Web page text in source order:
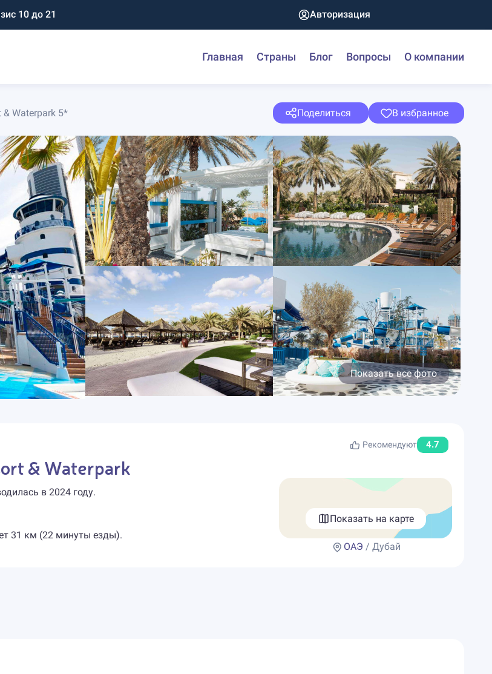
с 10 до 21 Авторизация
Главная Страны Блог Вопросы О компании
& Waterpark 5* Поделиться В избранное
Показать все фото
Рекомендуют 4.7
& Waterpark
в 2024 году.
31 км (22 минуты езды).
Показать на карте
ОАЭ / Дубай